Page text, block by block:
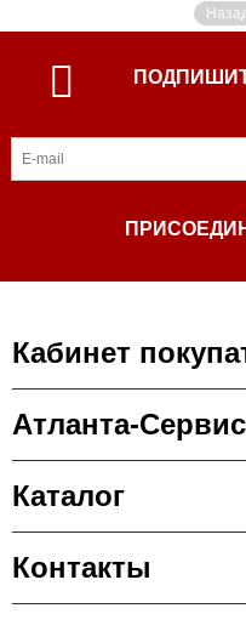
Кабинет
Атланта-Сервис
Каталог
Контакты